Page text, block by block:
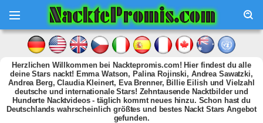
Herzlichen Willkommen bei Nacktepromis.com! Hier findest du alle
deine Stars nackt! Emma Watson, Palina Rojinski, Andrea Sawatzki,
Andrea Berg, Claudia Kleinert, Eva Brenner, Billie Eilish und Vielzahl
deutsche und internationale Stars! Zehntausende Nacktbilder und
Hunderte Nacktvideos - täglich kommt neues hinzu. Schon hast du
Deutschlands wahrscheinlich größtes und bestes Nackt Stars Angebot
gefunden.